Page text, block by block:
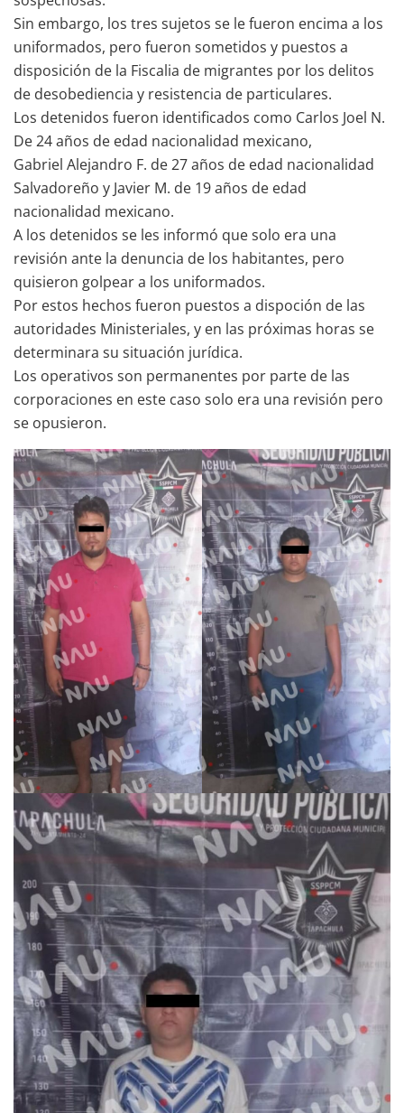
Sin embargo, los tres sujetos se le fueron encima a los
uniformados, pero fueron sometidos y puestos a
disposición de la Fiscalia de migrantes por los delitos
de desobediencia y resistencia de particulares.
Los detenidos fueron identificados como Carlos Joel N.
De 24 años de edad nacionalidad mexicano,
Gabriel Alejandro F. de 27 años de edad nacionalidad
Salvadoreño y Javier M. de 19 años de edad
nacionalidad mexicano.
A los detenidos se les informó que solo era una
revisión ante la denuncia de los habitantes, pero
quisieron golpear a los uniformados.
Por estos hechos fueron puestos a dispoción de las
autoridades Ministeriales, y en las próximas horas se
determinara su situación jurídica.
Los operativos son permanentes por parte de las
corporaciones en este caso solo era una revisión pero
se opusieron.